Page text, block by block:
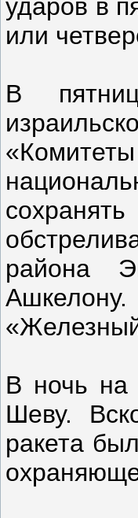
ударов в
или
В
района
В ночь на
Шеву.
ракета